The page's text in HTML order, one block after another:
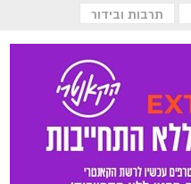
תרבות ובידור